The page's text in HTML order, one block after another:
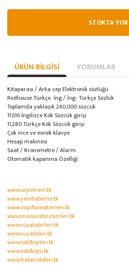
STOKTA YOK
ÜRÜN BILGISI YORUMLAR
Kitaparası / Arka cep Elektronik sözlüğü
Redhouse Türkçe  İng / İng- Türkçe Sözlük
Toplamda yaklaşık 240,000 sözcük
11,616 İngilizce Kök Sözcük girişi
11,280 Türkçe Kök Sözcük girişi
Çok ince ve esnek klavye
Hesap makinesi
Saat / Kronometre / Alarm
Otomatik kapanma Özelliği
www.orjinkrem.tk
www.yenihaberler.tk
www.zayiflamakemeri.tk
www.masaüstüresimleri.tk
www.rüyatabirleri.tk
www.rüyatabiri.tk
www.tatilköyleri.tk
www.tatilköyü.tk
www.habersiteleri.tk